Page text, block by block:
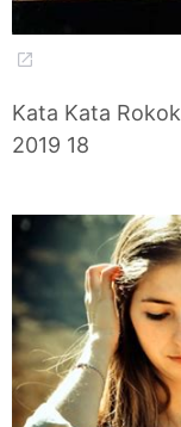
Kata Kata
2019 18